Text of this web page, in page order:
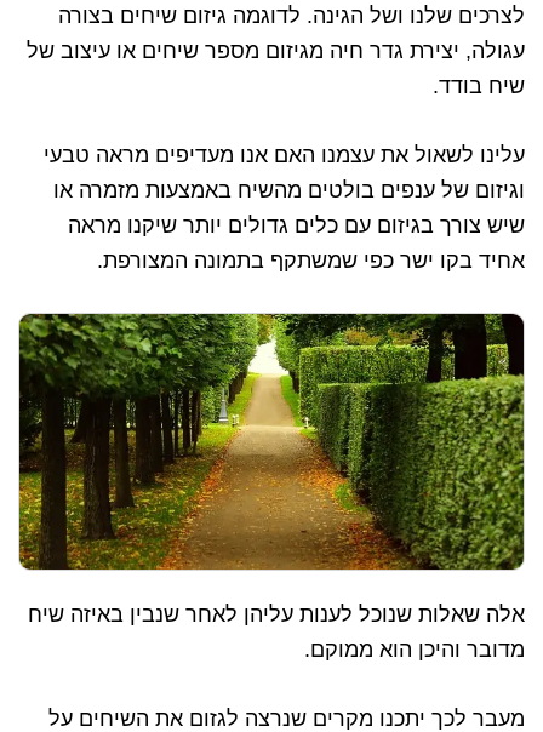
לצרכים שלנו ושל הגינה. לדוגמה גיזום שיחים בצורה
עגולה, יצירת גדר חיה מגיזום מספר שיחים או עיצוב של
שיח בודד.
עלינו לשאול את עצמנו האם אנו מעדיפים מראה טבעי
וגיזום של ענפים בולטים מהשיח באמצעות מזמרה או
שיש צורך בגיזום עם כלים גדולים יותר שיקנו מראה
אחיד בקו ישר כפי שמשתקף בתמונה המצורפת.
אלה שאלות שנוכל לענות עליהן לאחר שנבין באיזה שיח
מדובר והיכן הוא ממוקם.
מעבר לכך יתכנו מקרים שנרצה לגזום את השיחים על